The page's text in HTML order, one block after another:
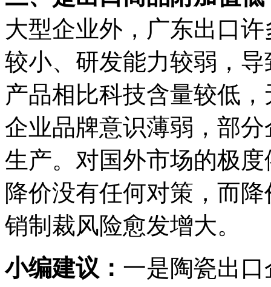
大型企业外，广东出口
较小、研发能力较弱，
产品相比科技含量较低
企业品牌意识薄弱，部
生产。对国外市场的极
降价没有任何对策，而
销制裁风险愈发增大。
小编建议： 一是陶瓷出